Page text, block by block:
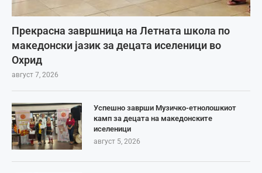
Прекрасна завршница на Летната школа по
македонски јазик за децата иселеници во
Охрид
август 7, 2026
Успешно заврши Музичко-етнолошкиот
камп за децата на македонските
иселеници
август 5, 2026